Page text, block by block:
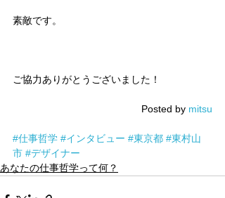
素敵です。
ご協力ありがとうございました！
Posted by mitsu
#仕事哲学 #インタビュー #東京都 #東村山
市 #デザイナー
あなたの仕事哲学って何？